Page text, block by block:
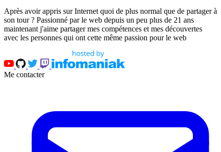
Après avoir appris sur Internet quoi de plus normal que de partager à
son tour ? Passionné par le web depuis un peu plus de 21 ans
maintenant j'aime partager mes compétences et mes découvertes
avec les personnes qui ont cette même passion pour le web
Me contacter